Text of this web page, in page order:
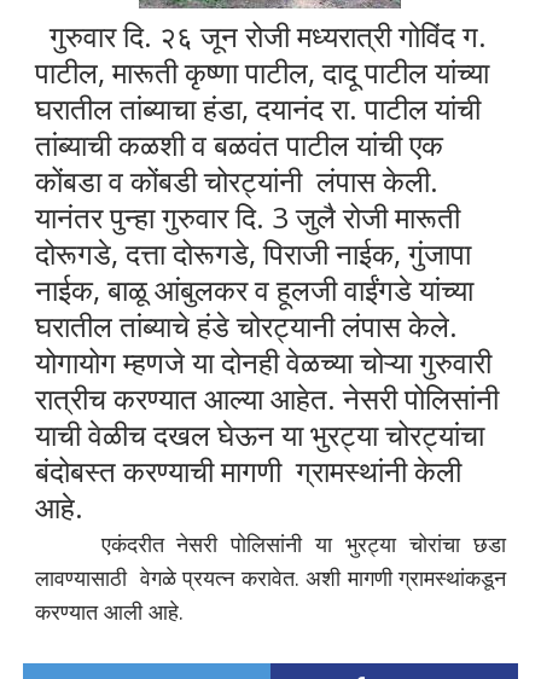
गुरुवार दि. २६ जून रोजी मध्यरात्री गोविंद ग.
पाटील, मारूती कृष्णा पाटील, दादू पाटील यांच्या
घरातील तांब्याचा हंडा, दयानंद रा. पाटील यांची
तांब्याची कळशी व बळवंत पाटील यांची एक
कोंबडा व कोंबडी चोरट्यांनी लंपास केली.
यानंतर पुन्हा गुरुवार दि. 3 जुलै रोजी मारूती
दोरूगडे, दत्ता दोरूगडे, पिराजी नाईक, गुंजापा
नाईक, बाळू आंबुलकर व हूलजी वाईंगडे यांच्या
घरातील तांब्याचे हंडे चोरट्यानी लंपास केले.
योगायोग म्हणजे या दोनही वेळच्या चोऱ्या गुरुवारी
रात्रीच करण्यात आल्या आहेत. नेसरी पोलिसांनी
याची वेळीच दखल घेऊन या भुरट्या चोरट्यांचा
बंदोबस्त करण्याची मागणी ग्रामस्थांनी केली
आहे.
एकंदरीत नेसरी पोलिसांनी या भुरट्या चोरांचा छडा
लावण्यासाठी वेगळे प्रयत्न करावेत. अशी मागणी ग्रामस्थांकडून
करण्यात आली आहे.